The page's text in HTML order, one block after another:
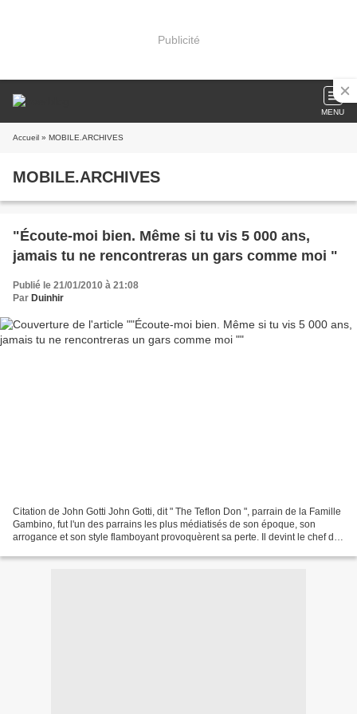
Publicité
MENU
Accueil » MOBILE.ARCHIVES
MOBILE.ARCHIVES
"Écoute-moi bien. Même si tu vis 5 000 ans,
jamais tu ne rencontreras un gars comme moi "
Publié le 21/01/2010 à 21:08
Par Duinhir
Citation de John Gotti John Gotti, dit " The Teflon Don ", parrain de la Famille
Gambino, fut l'un des parrains les plus médiatisés de son époque, son
arrogance et son style flamboyant provoquèrent sa perte. Il devint le chef de